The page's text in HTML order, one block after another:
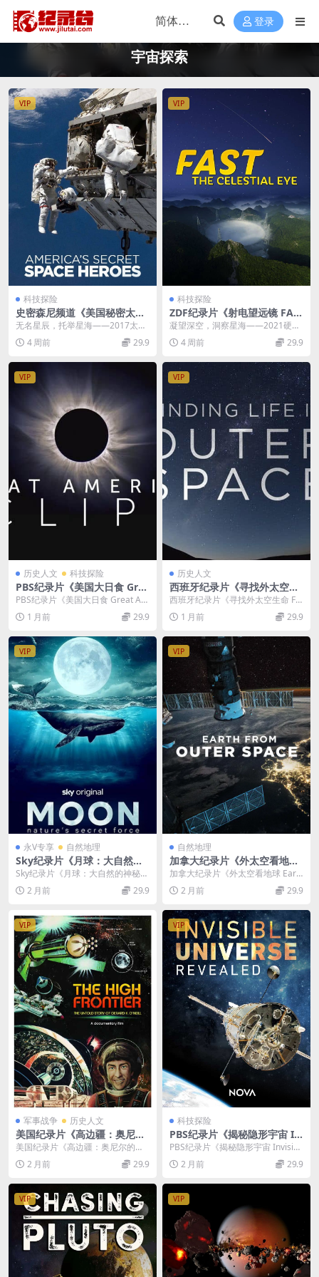
登录
宇宙探索
VIP
科技探险
史密森尼频道《美国秘密太空
英雄 America’s Secret Spac
e Heroes 2017》全6集 英语
中英双字 无水印纯净版 1080
无名星辰，托举星海——2017太空
纪实纪录片《美国秘密太空英雄》
赏析 2017年...
4 周前 29.9
VIP
科技探险
ZDF纪录片《射电望远镜 FAS
T: The Celestial Eye 2021》
英语中英双字 无水印纯净版 1
080P/MKV/4.4G 中国天眼
凝望深空，洞察星海——2021硬核
科普纪录片《射电望远镜 FAST: Th
e C...4 周前 29.9
VIP
历史人文 科技探险
PBS纪录片《美国大日食 Grea
t American Eclipse 2024》
英语中英双字 无水印纯净版 1
080P/MKV/2.6G 美国大日食
PBS纪录片《美国大日食 Great Am
erican Eclipse 2024...
1 月前 29.9
VIP
历史人文
西班牙纪录片《寻找外太空生
命 Finding Life in Outer Sp
ace 2020》英语中英双字 无
水印纯净版 1080P/MKV/2.48
西班牙纪录片《寻找外太空生命 Fin
ding Life in Outer Spa...
1 月前 29.9
VIP
永V专享 自然地理
Sky纪录片《月球：大自然的
神秘力量 Moon: Nature’s Se
cret Force 2025》全3集 英语
中英双字 无水印纯净版 1080
影响
Sky纪录片《月球：大自然的神秘力
量 Moon: Nature’s ...
2 月前 29.9
VIP
自然地理
加拿大纪录片《外太空看地球
Earth From Outer Space 20
18》英语中英双字 无水印纯净
版 1080P/MKV/2.51G 探索生
加拿大纪录片《外太空看地球 Eart
h From Outer Space 201...
2 月前 29.9
VIP
军事战争 历史人文
美国纪录片《高边疆：奥尼尔
的未述传奇 The High Fronti
er The Untold Story Of Ger
ard K. O’Neill 2021》英语中
MKV/1.5G 移民太空
美国纪录片《高边疆：奥尼尔的未
述传奇 The High Frontier The...
2 月前 29.9
VIP
科技探险
PBS纪录片《揭秘隐形宇宙 In
visible Universe Revealed 2
015》英语中英双字 无水印纯
净版 1080P/MKV/2.81G 隐形
PBS纪录片《揭秘隐形宇宙 Invisibl
e Universe Reveale...
2 月前 29.9
VIP VIP